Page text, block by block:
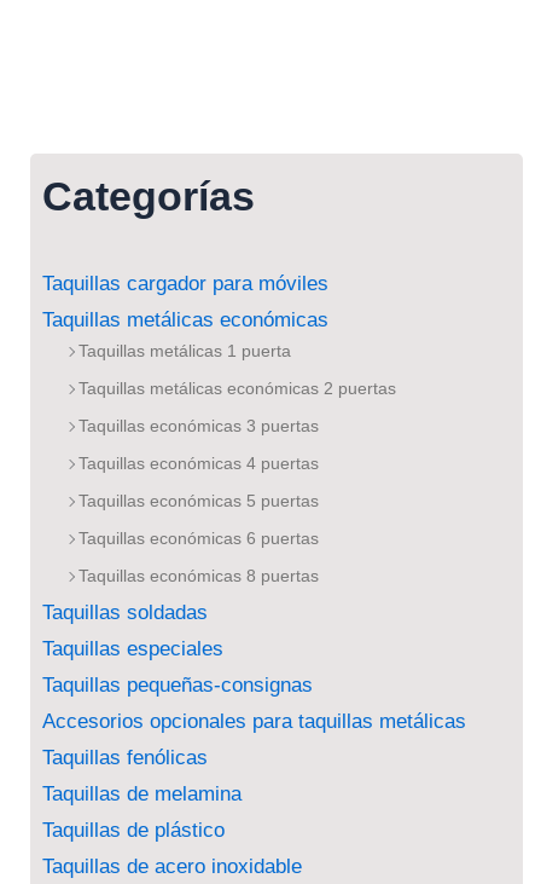
Categorías
Taquillas cargador para móviles
Taquillas metálicas económicas
Taquillas metálicas 1 puerta
Taquillas metálicas económicas 2 puertas
Taquillas económicas 3 puertas
Taquillas económicas 4 puertas
Taquillas económicas 5 puertas
Taquillas económicas 6 puertas
Taquillas económicas 8 puertas
Taquillas soldadas
Taquillas especiales
Taquillas pequeñas-consignas
Accesorios opcionales para taquillas metálicas
Taquillas fenólicas
Taquillas de melamina
Taquillas de plástico
Taquillas de acero inoxidable